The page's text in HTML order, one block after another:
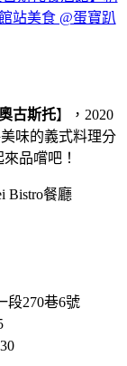
站美食 @蛋寶趴
古斯托】，2020
味的義式料理分
品嚐吧！
段270巷6號